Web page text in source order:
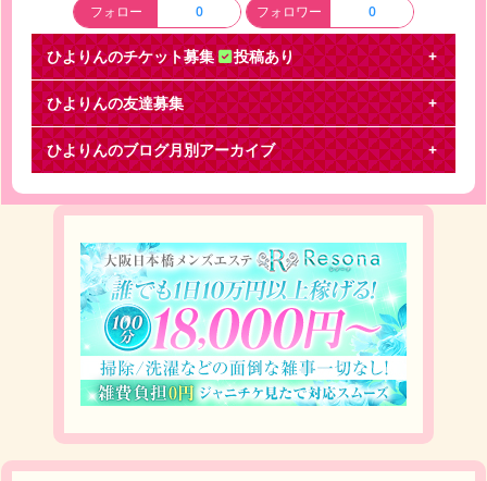
フォロー 0 フォロワー 0
ひよりんのチケット募集 投稿あり
関ジャニ∞
【譲】12月24日 アリーナＡ ２枚【求】12月25日 同
等席 ２枚事前に都内近郊で交換出来ると嬉し
ひよりんの友達募集
ひよりんのブログ月別アーカイブ